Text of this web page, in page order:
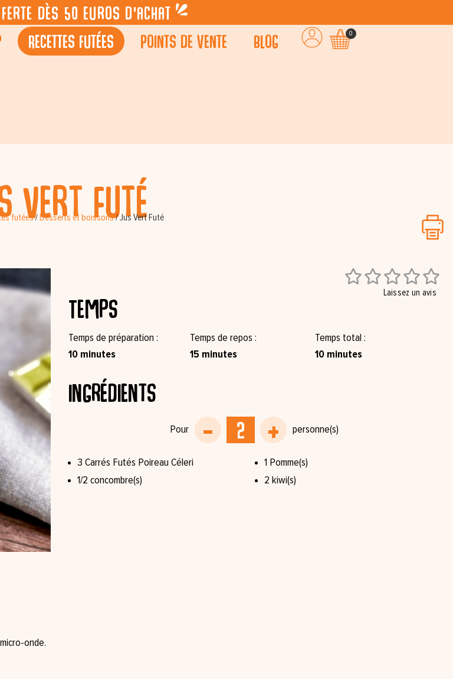
dès 50 euros d’achat
Recettes futées Points de vente Blog 0
Vert Futé
futées/ Desserts et boissons/Jus Vert Futé

Laissez un avis
Temps
Temps de préparation
10 minutes
Temps de repos
15 minutes
Temps total
10 minutes
Ingrédients
3 Carrés Futés Poireau Céleri⁠
1/2 concombre(s)⁠
1 Pomme(s)
2 kiwi(s)⁠
onde.⁠